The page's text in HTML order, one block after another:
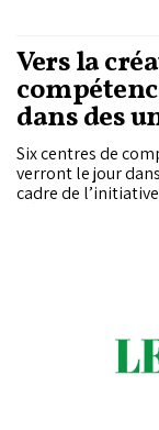
Vers la
dans des
Six centres de
verront le jour
cadre de